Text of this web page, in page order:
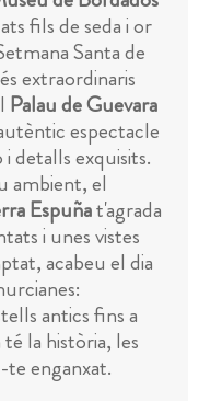
fils de seda i or
Santa de
extraordinaris
Palau de Guevara
espectacle
detalls exquisits.
ambient, el
Espuñat'agrada
i unes vistes
acabeu el dia
antics fins a
la història, les
te enganxat.